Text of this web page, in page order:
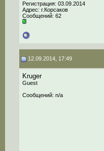
Регистрация: 03.09.2014
Адрес: г.Корсаков
Сообщений: 62
12.09.2014, 17:49
Kruger
Guest
Сообщений: n/a